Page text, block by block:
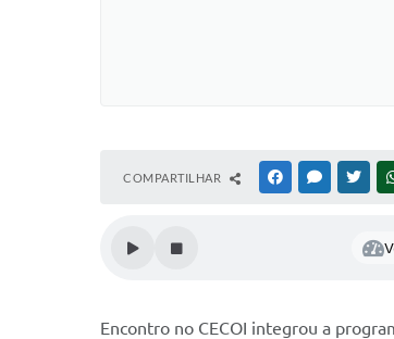
COMPARTILHAR FACEBOOKMESSENGER
Encontro no CECOI integrou a